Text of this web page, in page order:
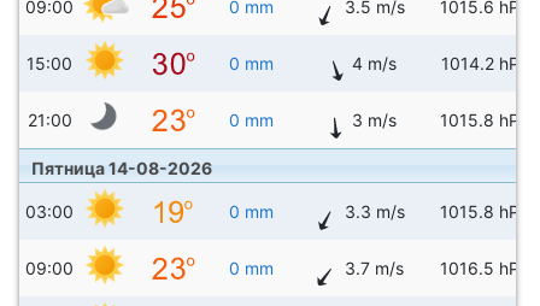
09:00 0 mm 3.5 m/s 1015.6 hPa
15:00 0 mm 4 m/s 1014.2 hPa
21:00 0 mm 3 m/s 1015.8 hPa
Пятница 14-08-2026
03:00 0 mm 3.3 m/s 1015.8 hPa
09:00 0 mm 3.7 m/s 1016.5 hPa